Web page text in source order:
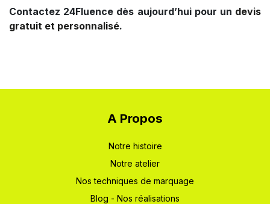
Contactez 24Fluence dès aujourd’hui pour un devis
gratuit et personnalisé.
A Propos
Notre hi​stoire
Notre atelier
Nos techniques de marquage
Blog - Nos réalisations